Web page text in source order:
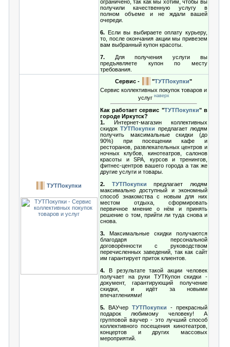
ограничено, так как мы хотим, чтобы вы
получили качественную услугу в
полном объеме и не ждали вашей
очереди.
6. Если вы выбираете оплату курьеру,
то, после окончания акции мы привезем
вам выбранный купон красоты.
7. Для получения услуги вы
предъявляете купон по месту
требования.
ТУТПокупки
Сервис - "ТУТПокупки"
Сервис коллективных покупок товаров и
услуг наверх
Как работает сервис "ТУТПокупки" в
городе Иркутск?
1. Интернет-магазин коллективных
скидокТУТПокупки предлагает людям
получить максимальные скидки (до
90%) при посещении кафе и
ресторанов, развлекательных центров и
ночных клубов, кинотеатров, салонов
красоты и SPA, курсов и тренингов,
фитнес-центров вашего города а так же
другие услуги и товары.
2.
ТУТПокупки предлагает людям
максимально доступный и экономный
способ знакомства с новым для них
местом отдыха, сформировать
первичное мнение о нём и принять
решение о том, прийти ли туда снова и
снова.
3. Максимальные скидки получаются
благодаря персональной
договорённости с руководством
перечисленных заведений, так как сайт
им гарантирует приток клиентов.
4. В результате такой акции человек
получает на руки ТУТКупон скидки -
документ, гарантирующий получение
скидки, и идёт за новыми
впечатлениями!
5. ВАУчер ТУТПокупки - прекрасный
подарок любимому человеку! А
групповой ваучер - это лучший способ
коллективного посещения кинотеатров,
концертов и других массовых
мероприятий.